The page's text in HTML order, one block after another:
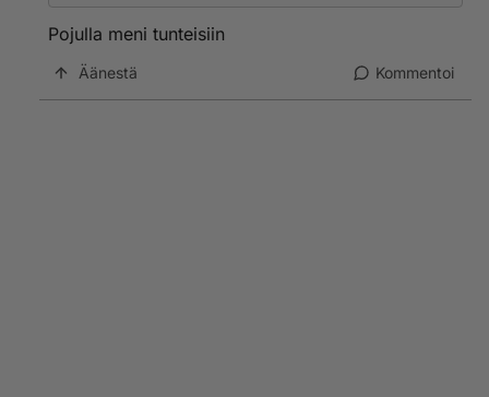
Pojulla meni tunteisiin
Äänestä Kommentoi